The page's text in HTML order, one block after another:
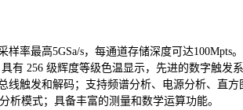
率最高5GSa/s，每通道存储深度可达100Mpts
有 256 级辉度等级色温显示，先进的数字触发
线触发和解码；支持频谱分析、电源分析、直
析模式；具备丰富的测量和数学运算功能。